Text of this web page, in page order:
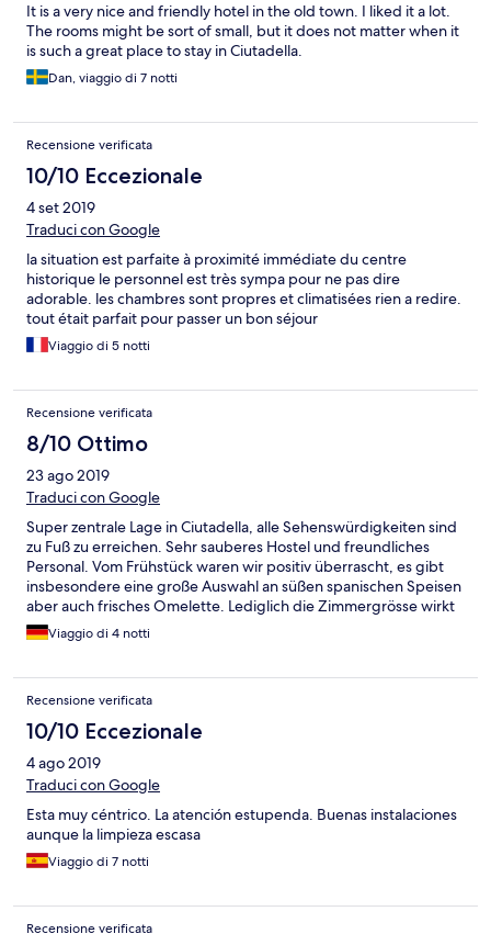
It is a very nice and friendly hotel in the old town. I liked it a lot.
The rooms might be sort of small, but it does not matter when it
is such a great place to stay in Ciutadella.
Dan, viaggio di 7 notti
Recensione verificata
10/10 Eccezionale
4 set 2019
Traduci con Google
la situation est parfaite à proximité immédiate du centre
historique le personnel est très sympa pour ne pas dire
adorable. les chambres sont propres et climatisées rien a redire.
tout était parfait pour passer un bon séjour
Viaggio di 5 notti
Recensione verificata
8/10 Ottimo
23 ago 2019
Traduci con Google
Super zentrale Lage in Ciutadella, alle Sehenswürdigkeiten sind
zu Fuß zu erreichen. Sehr sauberes Hostel und freundliches
Personal. Vom Frühstück waren wir positiv überrascht, es gibt
insbesondere eine große Auswahl an süßen spanischen Speisen
aber auch frisches Omelette. Lediglich die Zimmergrösse wirkt
etwas einengend, aber für ein paar Tage ist es in Ordnung.
Viaggio di 4 notti
Recensione verificata
10/10 Eccezionale
4 ago 2019
Traduci con Google
Esta muy céntrico. La atención estupenda. Buenas instalaciones
aunque la limpieza escasa
Viaggio di 7 notti
Recensione verificata